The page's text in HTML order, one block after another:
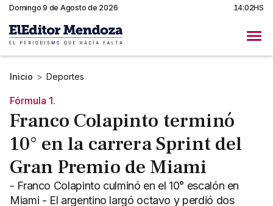
Domingo 9 de Agosto de 2026 14:02HS
Inicio > Deportes
Fórmula 1.
Franco Colapinto terminó
10° en la carrera Sprint del
Gran Premio de Miami
- Franco Colapinto culminó en el 10° escalón en
Miami - El argentino largó octavo y perdió dos